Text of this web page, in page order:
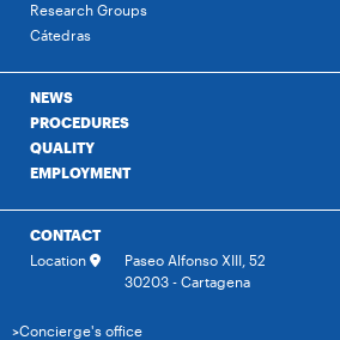
Research Groups
Cátedras
NEWS
PROCEDURES
QUALITY
EMPLOYMENT
CONTACT
Location
Paseo Alfonso XIII, 52
30203 - Cartagena
>Concierge's office